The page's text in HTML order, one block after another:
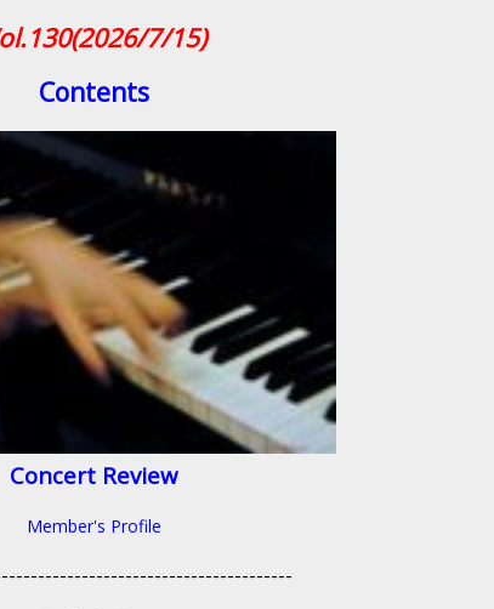
7/15)
Contents
Concert Review
Member's Profile